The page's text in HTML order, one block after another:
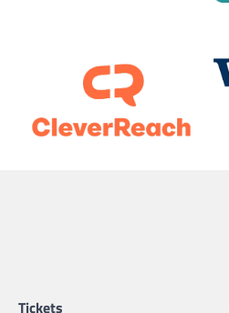
Tickets